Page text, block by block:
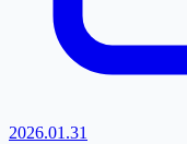
2026.01.31